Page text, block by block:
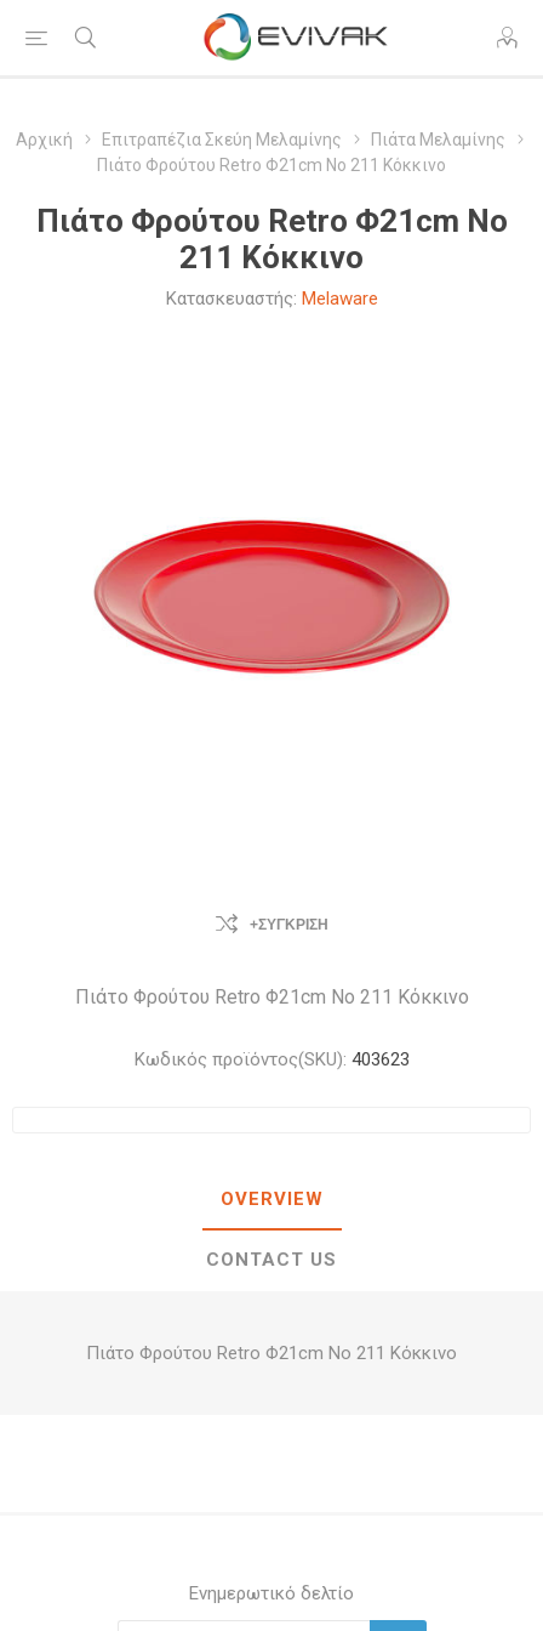
Αρχική Επιτραπέζια Σκεύη Μελαμίνης
Πιάτα Μελαμίνης
Πιάτο Φρούτου Retro Φ21cm Νο 211 Κόκκινο
Πιάτο Φρούτου Retro Φ21cm Νο
211 Κόκκινο
Κατασκευαστής: Melaware
+ΣΎΓΚΡΙΣΗ
Πιάτο Φρούτου Retro Φ21cm Νο 211 Κόκκινο
Κωδικός προϊόντος(SKU): 403623
OVERVIEW
CONTACT US
Πιάτο Φρούτου Retro Φ21cm Νο 211 Κόκκινο
Ενημερωτικό δελτίο